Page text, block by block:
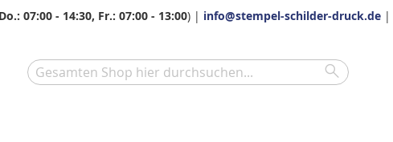
07:00 - 14:30, Fr.: 07:00 - 13:00) | info@stempel-schilder-druck.de |
Search